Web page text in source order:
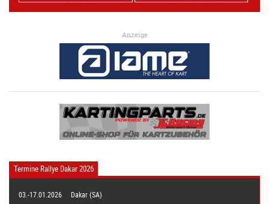
Anzeige
Termine Rallye Dakar 2026
03.-17.01.2026 Dakar (SA)